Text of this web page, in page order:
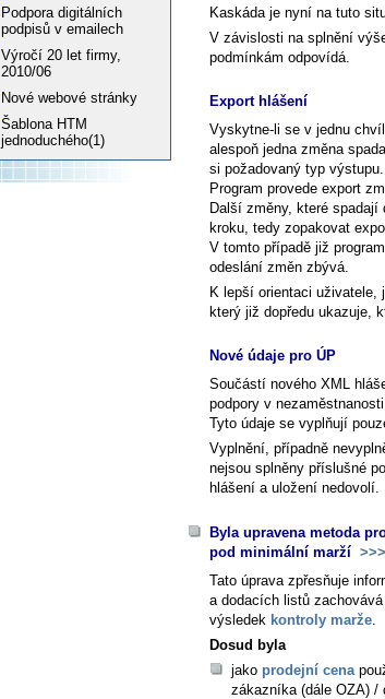
Podpora digitálních
podpisů v emailech
Výročí 20 let firmy,
2010/06
Nové webové stránky
Šablona HTM
jednoduchého(1)
Kaskáda je nyní na tuto
V závislosti na splnění
podmínkám odpovídá.
Export hlášení
Vyskytne-li se v jednu
alespoň jedna změna
si požadovaný typ výstupu.
Program provede export
Další změny, které
kroku, tedy zopakovat
V tomto případě již
odeslání změn zbývá.
K lepší orientaci uživatele,
který již dopředu ukazuje,
Nové údaje pro ÚP
Součástí nového XML
podpory v
Tyto údaje se vyplňují
Vyplnění, případně
nejsou splněny příslušné
hlášení a uložení nedovolí.
Byla upravena metoda
pod minimální marží >>>
Tato úprava zpřesňuje
a dodacích listů
výsledek kontroly marže
Dosud byla
jako prodejní cena
zákazníka (dále OZA) /